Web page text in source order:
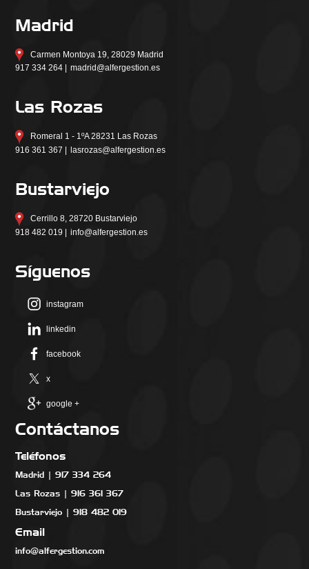
Madrid
Carmen Montoya 19, 28029 Madrid
917 334 264 |
madrid@alfergestion.es
Las Rozas
Romeral 1 - 1ºA 28231 Las Rozas
916 361 367 |
lasrozas@alfergestion.es
Bustarviejo
Cerrillo 8, 28720 Bustarviejo
918 482 019 | info@alfergestion.es
Síguenos
instagram
linkedin
facebook
x
google +
Contáctanos
Teléfonos
Madrid | 917 334 264
Las Rozas | 916 361 367
Bustarviejo | 918 482 019
Email
info@alfergestion.com